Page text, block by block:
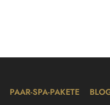
PAAR-SPA-PAKETE